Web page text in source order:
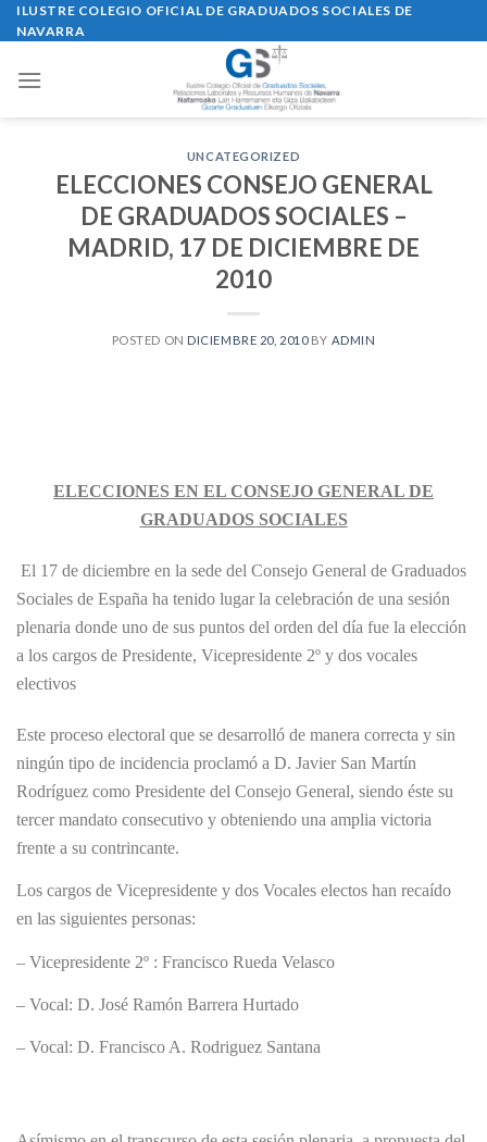
Skip
to
ILUSTRE COLEGIO OFICIAL DE GRADUADOS SOCIALES DE
NAVARRA
UNCATEGORIZED
ELECCIONES CONSEJO GENERAL
DE GRADUADOS SOCIALES –
MADRID, 17 DE DICIEMBRE DE
2010
POSTED ON DICIEMBRE 20, 2010 BY ADMIN
ELECCIONES EN EL CONSEJO GENERAL DE
GRADUADOS SOCIALES
El 17 de diciembre en la sede del Consejo General de Graduados
Sociales de España ha tenido lugar la celebración de una sesión
plenaria donde uno de sus puntos del orden del día fue la elección
a los cargos de Presidente, Vicepresidente 2º y dos vocales
electivos
Este proceso electoral que se desarrolló de manera correcta y sin
ningún tipo de incidencia proclamó a D. Javier San Martín
Rodríguez como Presidente del Consejo General, siendo éste su
tercer mandato consecutivo y obteniendo una amplia victoria
frente a su contrincante.
Los cargos de Vicepresidente y dos Vocales electos han recaído
en las siguientes personas:
– Vicepresidente 2º : Francisco Rueda Velasco
– Vocal: D. José Ramón Barrera Hurtado
– Vocal: D. Francisco A. Rodriguez Santana